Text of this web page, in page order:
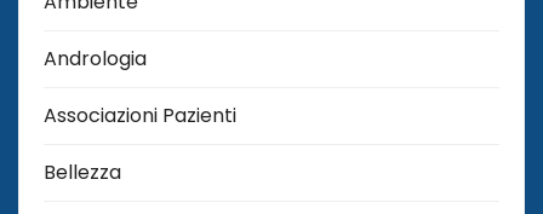
Andrologia
Associazioni Pazienti
Bellezza